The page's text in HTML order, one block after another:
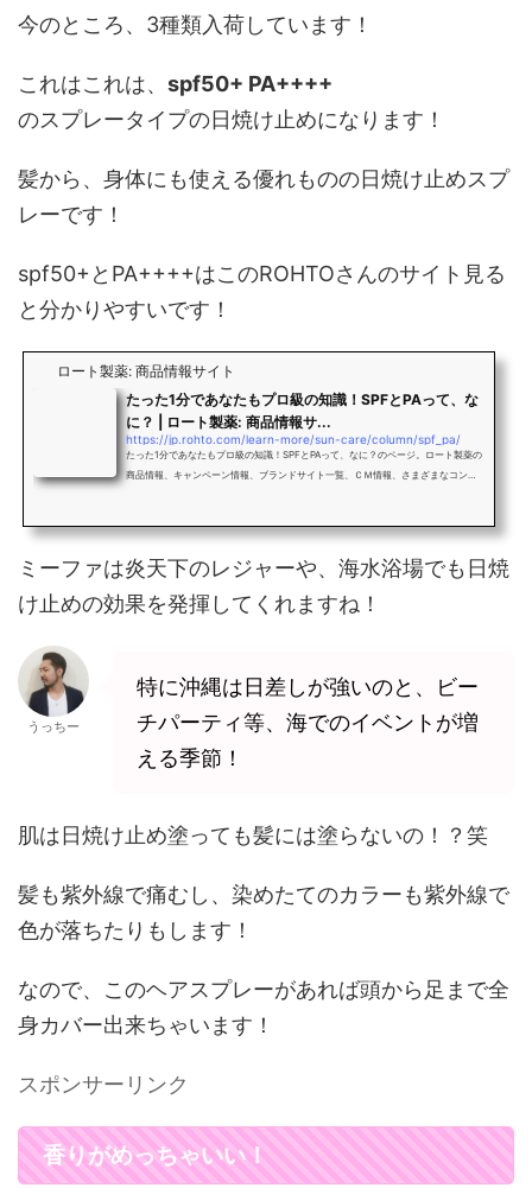
今のところ、3種類入荷しています！
これはこれは、 spf50+ PA++++
のスプレータイプの日焼け止めになります！
髪から、身体にも使える優れものの日焼け止めスプ
レーです！
spf50+とPA++++はこのROHTOさんのサイト見る
と分かりやすいです！
ロート製薬: 商品情報サイト
たった1分であなたもプロ級の知識！SPFとPAって、な
に？ | ロート製薬: 商品情報サ...
https://jp.rohto.com/learn-more/sun-care/column/spf_pa/
たった1分であなたもプロ級の知識！SPFとPAって、なに？のページ。ロート製薬の
商品情報、キャンペーン情報、ブランドサイト一覧、ＣＭ情報、さまざまなコンテ
ミーファは炎天下のレジャーや、海水浴場でも日焼
け止めの効果を発揮してくれますね！
うっちー
特に沖縄は日差しが強いのと、ビー
チパーティ等、海でのイベントが増
える季節！
肌は日焼け止め塗っても髪には塗らないの！？笑
髪も紫外線で痛むし、染めたてのカラーも紫外線で
色が落ちたりもします！
なので、このヘアスプレーがあれば頭から足まで全
身カバー出来ちゃいます！
スポンサーリンク
香りがめっちゃいい！